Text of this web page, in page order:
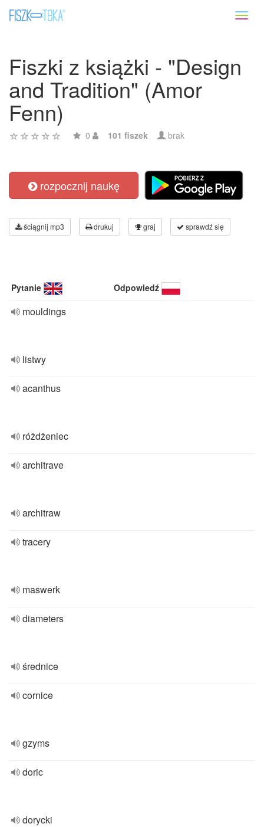
Fiszki z książki - "Design
and Tradition" (Amor
Fenn)
0 101 fiszek brak
rozpocznij naukę
ściągnij mp3 drukuj graj sprawdź się
Pytanie Odpowiedź
mouldings
listwy
acanthus
różdżeniec
architrave
architraw
tracery
maswerk
diameters
średnice
cornice
gzyms
doric
dorycki